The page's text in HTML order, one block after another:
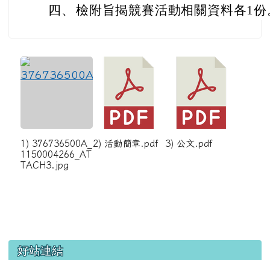
四、 檢附旨揭競賽活動相關資料各1份
1) 376736500A_
1150004266_AT
TACH3.jpg
2) 活動簡章.pdf 3) 公文.pdf
左邊區域內容
好站連結